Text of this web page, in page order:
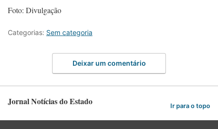
Foto: Divulgação
Categorias: Sem categoria
Deixar um comentário
Jornal Notícias do Estado Ir para o topo